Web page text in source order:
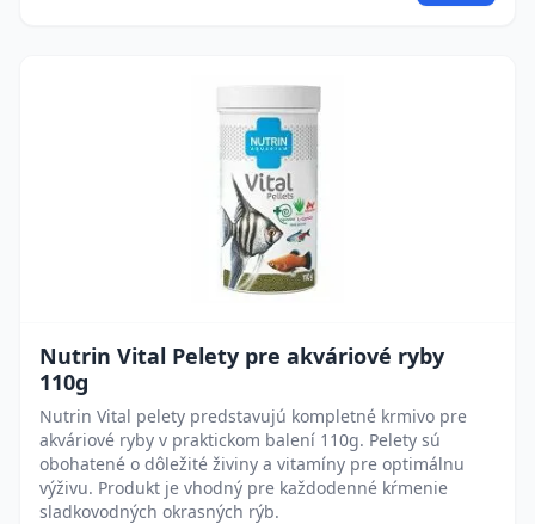
Nutrin Vital Pelety pre akváriové ryby
110g
Nutrin Vital pelety predstavujú kompletné krmivo pre
akváriové ryby v praktickom balení 110g. Pelety sú
obohatené o dôležité živiny a vitamíny pre optimálnu
výživu. Produkt je vhodný pre každodenné kŕmenie
sladkovodných okrasných rýb.